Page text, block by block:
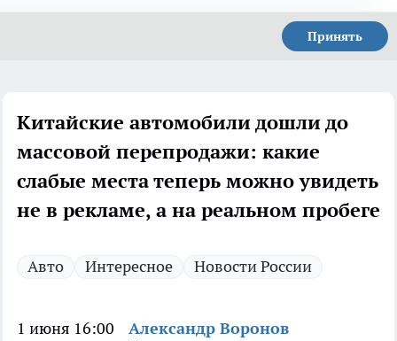
Принять
Китайские автомобили дошли до
массовой перепродажи: какие
слабые места теперь можно увидеть
не в рекламе, а на реальном пробеге
Авто Интересное Новости России
1 июня 16:00 Александр Воронов